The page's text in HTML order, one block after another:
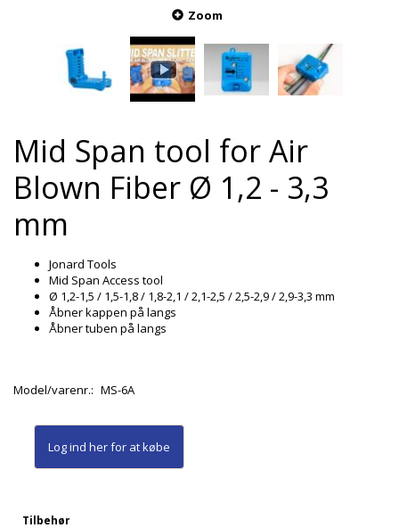
Zoom
Mid Span tool for Air
Blown Fiber Ø 1,2 - 3,3
mm
Jonard Tools
Mid Span Access tool
Ø 1,2-1,5 / 1,5-1,8 / 1,8-2,1 / 2,1-2,5 / 2,5-2,9 / 2,9-3,3 mm
Åbner kappen på langs
Åbner tuben på langs
Model/varenr.: MS-6A
Log ind herfor at købe
Tilbehør